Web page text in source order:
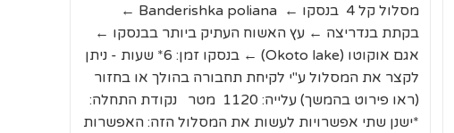
מסלול קל 4 בנסקו ← Banderishka poliana ←
בקתת בנדריצה ← עץ האשוח העתיק ביותר בבנסקו ←
אגם אוקוטו (Okoto lake) ← בנסקו זמן: 6* שעות - ניתן
לקצר את המסלול ע"י לקיחת תחבורה בהולך או בחזור
(ראו פירוט בהמשך) עלייה: 1120 מטר נקודת התחלה:
*ישנן שתי אפשרויות לעשות את המסלול הזה: האפשרות